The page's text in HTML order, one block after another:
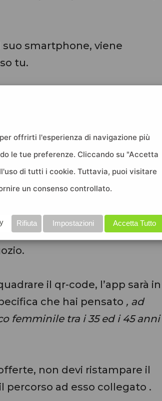
smartphone, viene
tu.
inquadrare il walkin, puoi
indirizzarlo.
e vuoi che i
scoprano subito le offerte in
del tuo negozio ed
con le offerte che hai deciso
il qr-code, l’app sarà in
che hai pensato , ad
femminile tra i 35 ed i 45 anni
non devi ristampare il
ad esso collegato .
offrirti l'esperienza di navigazione più
le tue preferenze. Cliccando su "Accetta
di tutti i cookie. Tuttavia, puoi visitare
un consenso controllato.
Accetta Tutto
Impostazioni
Rifiuta